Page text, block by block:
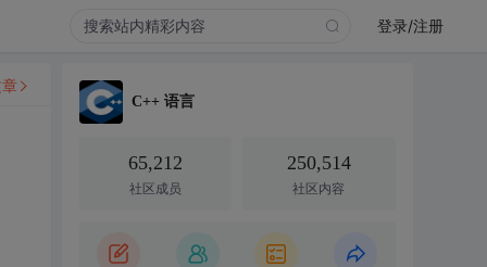
登录/注册
C++ 语言
65,212
社区成员
250,514
社区内容